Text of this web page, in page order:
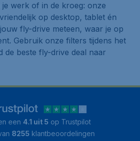
werk of in de kroeg: onze
op desktop, tablet én
fly-drive meteen, waar je op
Gebruik onze filters tijdens het
de beste fly-drive deal naar
een 4.1 uit 5 op Trustpilot
8255 klantbeoordelingen